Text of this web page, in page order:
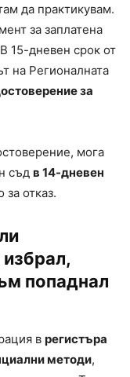
да практикувам.
за заплатена
15-дневен срок от
на Регионалната
за
мога
съд в 14-дневен
отказ.
попаднал
в регистъра
методи,